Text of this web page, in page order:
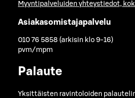
Myyntipalveluiden yhteystiedot,
Asiakasomistajapalvelu
010 76 5858 (arkisin klo 9-16)
pvm/mpm
Palaute
Yksittäisten ravintoloiden